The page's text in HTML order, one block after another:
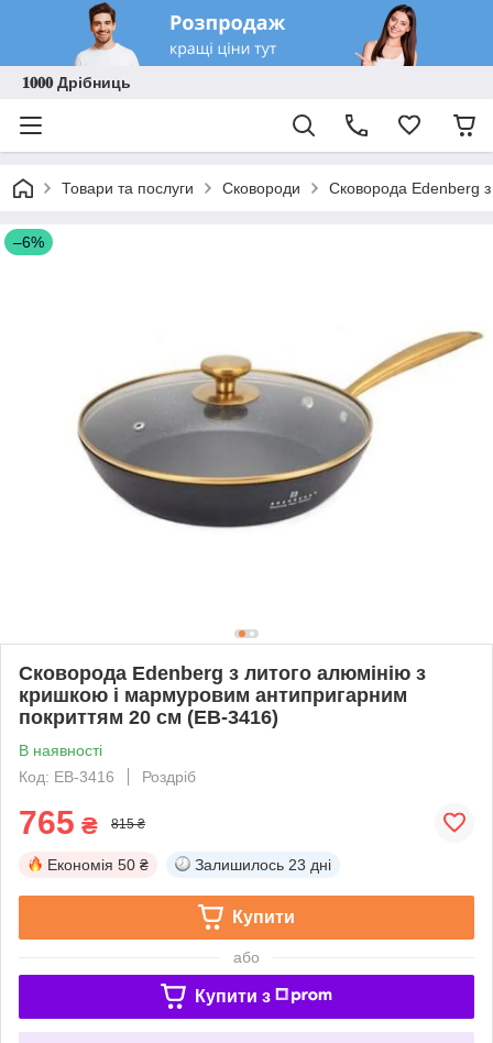
𝟏𝟎𝟎𝟎 Дрібниць
Товари та послуги Сковороди Сковорода Edenberg
–6%
Сковорода Edenberg з литого алюмінію з
кришкою і мармуровим антипригарним
покриттям 20 см (EB-3416)
В наявності
Код: EB-3416
Роздріб
765 ₴ 815 ₴
Економія 50 ₴ Залишилось 23 дні
Купити
або
Купити з